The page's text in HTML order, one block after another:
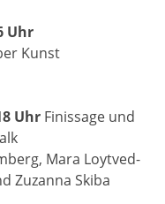
Uhr
Kunst
Uhr Finissage und
Mara Loytved-
Zuzanna Skiba